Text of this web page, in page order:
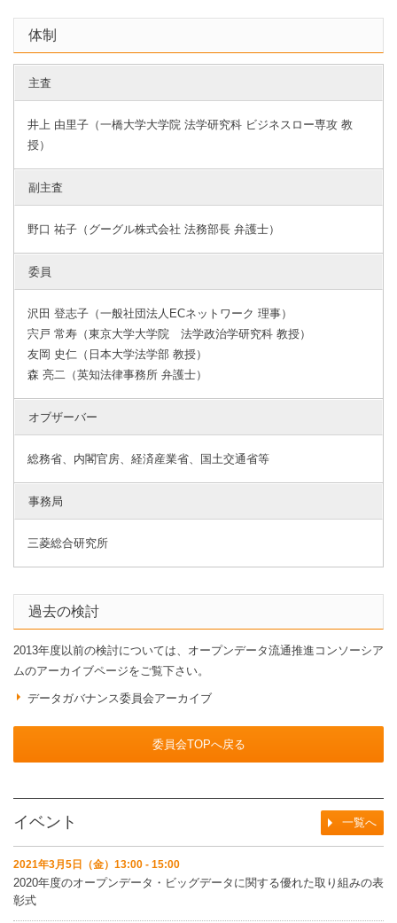
体制
主査
井上 由里子（一橋大学大学院 法学研究科 ビジネスロー専攻 教
授）
副主査
野口 祐子（グーグル株式会社 法務部長 弁護士）
委員
沢田 登志子（一般社団法人ECネットワーク 理事）
宍戸 常寿（東京大学大学院 法学政治学研究科 教授）
友岡 史仁（日本大学法学部 教授）
森 亮二（英知法律事務所 弁護士）
オブザーバー
総務省、内閣官房、経済産業省、国土交通省等
事務局
三菱総合研究所
過去の検討
2013年度以前の検討については、オープンデータ流通推進コンソーシア
ムのアーカイブページをご覧下さい。
データガバナンス委員会アーカイブ
委員会TOPへ戻る
イベント 一覧へ
2021年3月5日（金）13:00 - 15:00
2020年度のオープンデータ・ビッグデータに関する優れた取り組みの表
彰式